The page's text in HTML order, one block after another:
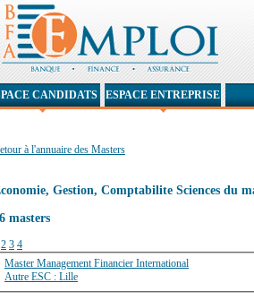
à l'annuaire des Masters
Gestion, Comptabilite Sciences du
masters
2 3 4
Master Management Financier International
Autre ESC : Lille
CANDIDATS ESPACE ENTREPRISE